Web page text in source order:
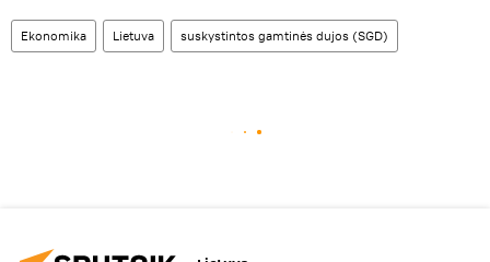
Ekonomika Lietuva suskystintos gamtinės dujos (SGD)